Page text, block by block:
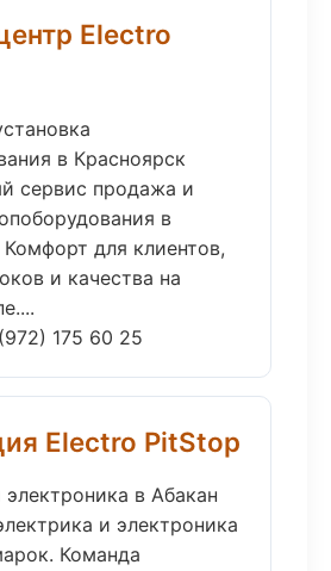
Electro
в Красноярск
сервис продажа и
в
для клиентов,
и качества на
175 60 25
Electro PitStop
в Абакан
и электроника
Команда